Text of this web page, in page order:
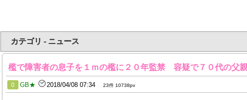
カテゴリ - ニュース
檻で障害者の息子を１ｍの檻に２０年監禁 容疑で７０代の父
0 GB★ 2018/04/08 07:34 23件 10738pv